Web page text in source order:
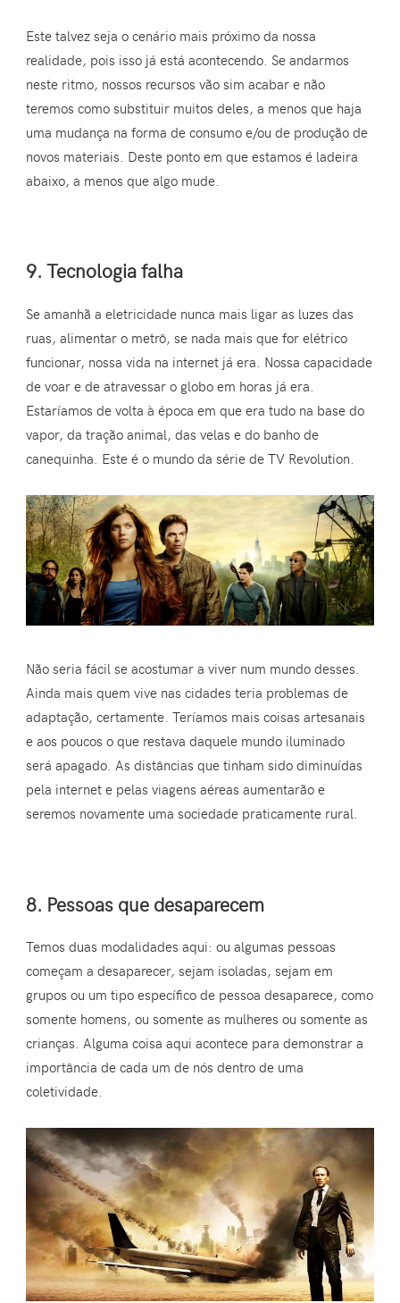
Este talvez seja o cenário mais próximo da nossa
realidade, pois isso já está acontecendo. Se andarmos
neste ritmo, nossos recursos vão sim acabar e não
teremos como substituir muitos deles, a menos que haja
uma mudança na forma de consumo e/ou de produção de
novos materiais. Deste ponto em que estamos é ladeira
abaixo, a menos que algo mude.
9. Tecnologia falha
Se amanhã a eletricidade nunca mais ligar as luzes das
ruas, alimentar o metrô, se nada mais que for elétrico
funcionar, nossa vida na internet já era. Nossa capacidade
de voar e de atravessar o globo em horas já era.
Estaríamos de volta à época em que era tudo na base do
vapor, da tração animal, das velas e do banho de
canequinha. Este é o mundo da série de TV Revolution.
Não seria fácil se acostumar a viver num mundo desses.
Ainda mais quem vive nas cidades teria problemas de
adaptação, certamente. Teríamos mais coisas artesanais
e aos poucos o que restava daquele mundo iluminado
será apagado. As distâncias que tinham sido diminuídas
pela internet e pelas viagens aéreas aumentarão e
seremos novamente uma sociedade praticamente rural.
8. Pessoas que desaparecem
Temos duas modalidades aqui: ou algumas pessoas
começam a desaparecer, sejam isoladas, sejam em
grupos ou um tipo específico de pessoa desaparece, como
somente homens, ou somente as mulheres ou somente as
crianças. Alguma coisa aqui acontece para demonstrar a
importância de cada um de nós dentro de uma
coletividade.